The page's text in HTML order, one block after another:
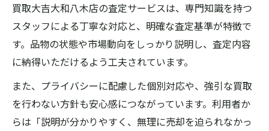
買取大吉大和八木店の査定サービスは、専門知識を持つ
スタッフによる丁寧な対応と、明確な査定基準が特徴で
す。品物の状態や市場動向をしっかり説明し、査定内容
に納得いただけるよう工夫されています。
また、プライバシーに配慮した個別対応や、強引な買取
を行わない方針も安心感につながっています。利用者か
らは「説明が分かりやすく、無理に売却を迫られなかっ